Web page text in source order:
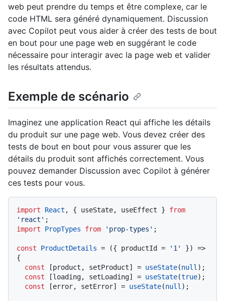
web peut prendre du temps et être complexe, car le
code HTML sera généré dynamiquement. Discussion
avec Copilot peut vous aider à créer des tests de bout
en bout pour une page web en suggérant le code
nécessaire pour interagir avec la page web et valider
les résultats attendus.
Exemple de scénario
Imaginez une application React qui affiche les détails
du produit sur une page web. Vous devez créer des
tests de bout en bout pour vous assurer que les
détails du produit sont affichés correctement. Vous
pouvez demander Discussion avec Copilot à générer
ces tests pour vous.
import React , { useState, useEffect } from
'react'
import
PropTypes from 'prop-types' ;
const ProductDetails = ({ productId = '1' }) =>
{
const [product, setProduct] = useState(null );
const [loading, setLoading] = useState(true);
const [error, setError] = useState(null );